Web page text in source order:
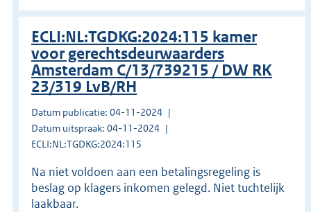
ECLI:NL:TGDKG:2024:115 kamer
voor gerechtsdeurwaarders
Amsterdam C/13/739215 / DW RK
23/319 LvB/RH
Datum publicatie: 04-11-2024
Datum uitspraak: 04-11-2024
ECLI:NL:TGDKG:2024:115
Na niet voldoen aan een betalingsregeling is
beslag op klagers inkomen gelegd. Niet tuchtelijk
laakbaar.